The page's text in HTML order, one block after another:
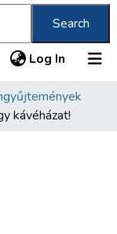
Search
Log In (current)
kávéházat!